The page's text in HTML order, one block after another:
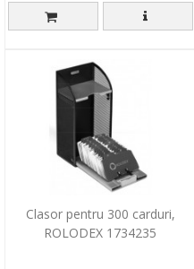
Clasor pentru 300 carduri,
ROLODEX 1734235